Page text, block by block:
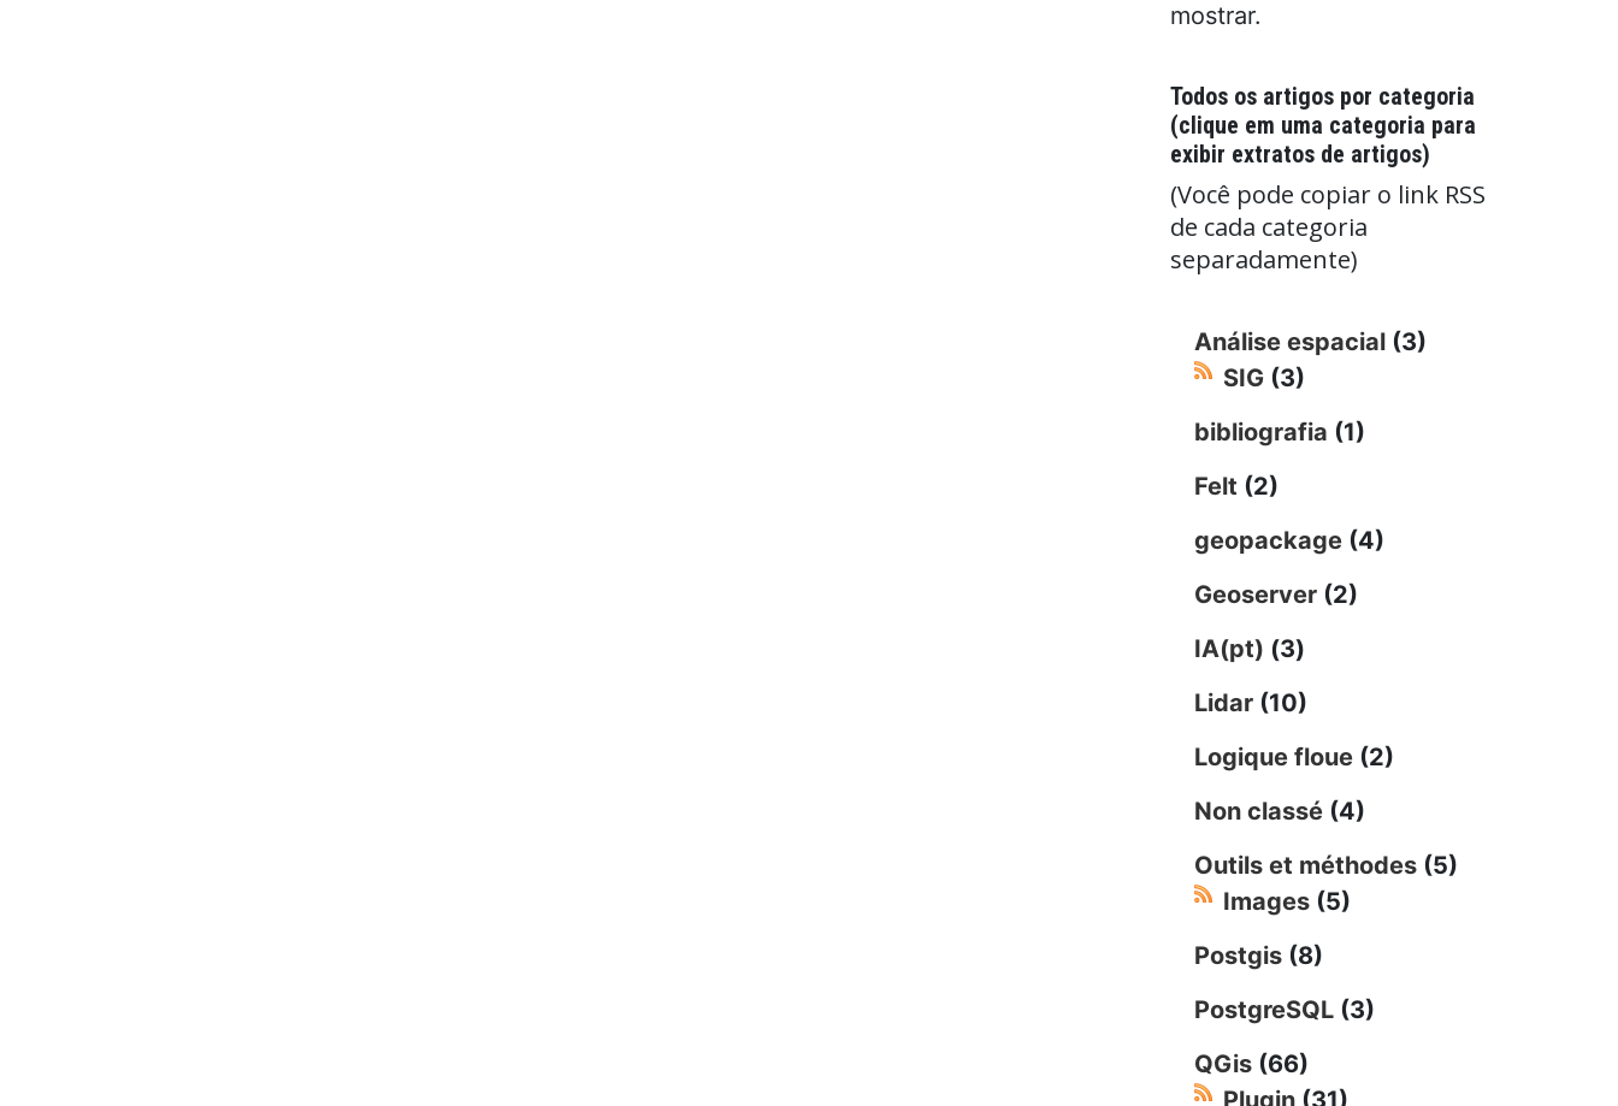
mostrar.
Todos os artigos por categoria
(clique em uma categoria para
exibir extratos de artigos)
(Você pode copiar o link RSS
de cada categoria
separadamente)
Análise espacial (3)
SIG (3)
bibliografia (1)
Felt (2)
geopackage (4)
Geoserver (2)
IA(pt) (3)
Lidar (10)
Logique floue (2)
Non classé (4)
Outils et méthodes (5)
Images (5)
Postgis (8)
PostgreSQL (3)
QGis (66)